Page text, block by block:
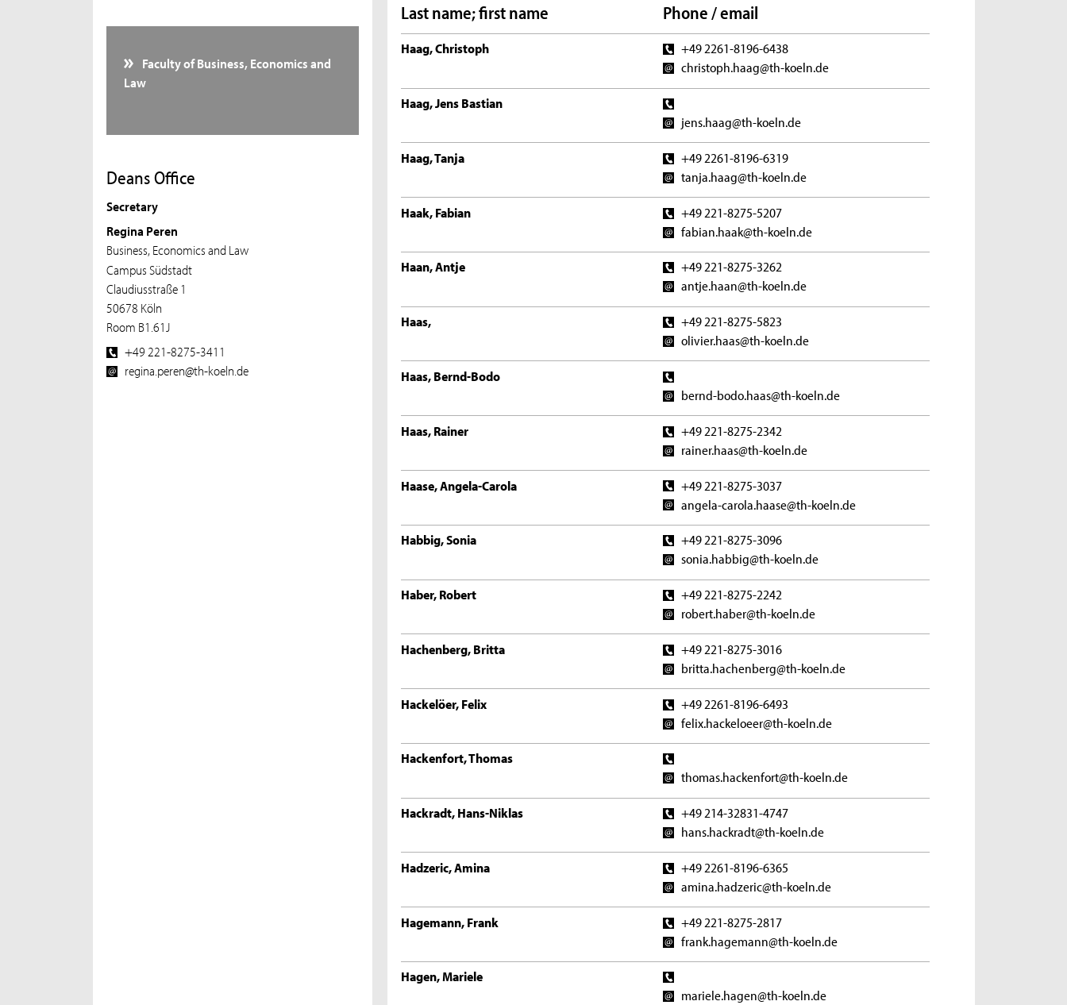
Faculty of Business, Economics and
Law
Deans Office
Secretary
Regina Peren
Business, Economics and Law
Campus Südstadt
Claudiusstraße 1
50678 Köln
Room B1.61J
+49 221-8275-3411
regina.peren@th-koeln.de
Last name; first name Phone / email
Haag, Christoph
+49 2261-8196-6438
christoph.haag@th-koeln.de
Haag, Jens Bastian
jens.haag@th-koeln.de
Haag, Tanja
+49 2261-8196-6319
tanja.haag@th-koeln.de
Haak, Fabian
+49 221-8275-5207
fabian.haak@th-koeln.de
Haan, Antje
+49 221-8275-3262
antje.haan@th-koeln.de
Haas,
+49 221-8275-5823
olivier.haas@th-koeln.de
Haas, Bernd-Bodo
bernd-bodo.haas@th-koeln.de
Haas, Rainer
+49 221-8275-2342
rainer.haas@th-koeln.de
Haase, Angela-Carola
+49 221-8275-3037
angela-carola.haase@th-koeln.de
Habbig, Sonia
+49 221-8275-3096
sonia.habbig@th-koeln.de
Haber, Robert
+49 221-8275-2242
robert.haber@th-koeln.de
Hachenberg, Britta
+49 221-8275-3016
britta.hachenberg@th-koeln.de
Hackelöer, Felix
+49 2261-8196-6493
felix.hackeloeer@th-koeln.de
Hackenfort, Thomas
thomas.hackenfort@th-koeln.de
Hackradt, Hans-Niklas
+49 214-32831-4747
hans.hackradt@th-koeln.de
Hadzeric, Amina
+49 2261-8196-6365
amina.hadzeric@th-koeln.de
Hagemann, Frank
+49 221-8275-2817
frank.hagemann@th-koeln.de
Hagen, Mariele
mariele.hagen@th-koeln.de